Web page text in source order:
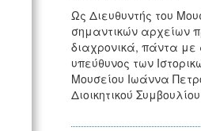
Ως Διευθυντής του
σημαντικών αρχείων
διαχρονικά, πάντα με
υπεύθυνος των
Μουσείου Ιωάννα
Διοικητικού